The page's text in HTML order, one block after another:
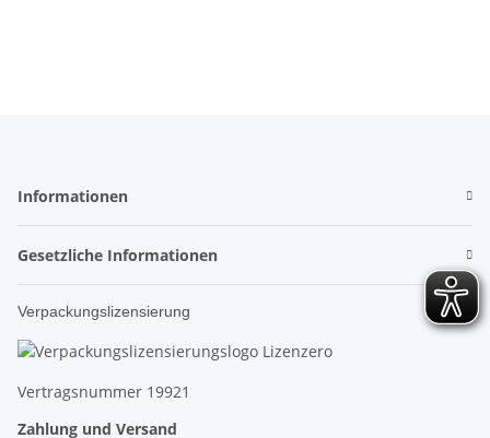
Informationen
Gesetzliche Informationen
Verpackungslizensierung
Vertragsnummer 19921
Zahlung und Versand